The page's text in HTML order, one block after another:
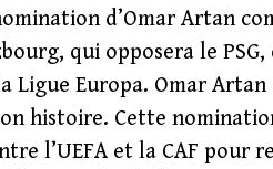
d’Omar Artan
qui opposera le
Ligue Europa. Omar
histoire. Cette
l’UEFA et la CAF pour